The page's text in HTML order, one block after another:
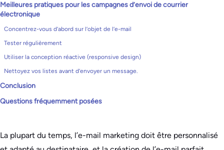
Meilleures pratiques pour les campagnes d’envoi de courrier
électronique
Concentrez-vous d’abord sur l’objet de l’e-mail
Tester régulièrement
Utiliser la conception réactive (responsive design)
Nettoyez vos listes avant d’envoyer un message.
Conclusion
Questions fréquemment posées
La plupart du temps, l’e-mail marketing doit être personnalisé